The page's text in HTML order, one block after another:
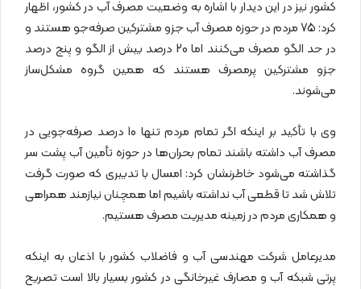
کشور نیز در این دیدار با اشاره به وضعیت مصرف آب در کشور، اظهار
کرد: 75 مردم در حوزه مصرف آب جزو مشترکین صرفه‌جو هستند و
در حد الگو مصرف می‌کنند اما 20 درصد بیش از الگو و پنج درصد
جزو مشترکین پرمصرف هستند که همین گروه مشکل‌ساز
می‌شوند.
وی با تأکید بر اینکه اگر تمام مردم تنها 10 درصد صرفه‌جویی در
مصرف آب داشته باشند تمام بحران‌ها در حوزه تأمین آب پشت سر
گذاشته می‌شود خاطرنشان کرد: امسال با تدبیری که صورت گرفت
تلاش شد تا قطعی آب نداشته باشیم اما همچنان نیازمند همراهی
و همکاری مردم در زمینه مدیریت مصرف هستیم.
مدیرعامل شرکت مهندسی آب و فاضلاب کشور با اذعان به اینکه
پرتی شبکه آب و مصارف غیرخانگی در کشور بسیار بالا است تصریح